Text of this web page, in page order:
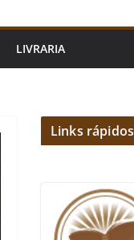
LIVRARIA
Links rápidos